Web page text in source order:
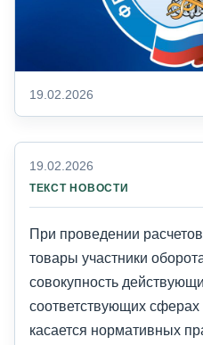
19.02.2026
19.02.2026
ТЕКСТ НОВОСТИ
При проведении
товары участники
совокупность
соответствующих
касается нормативных